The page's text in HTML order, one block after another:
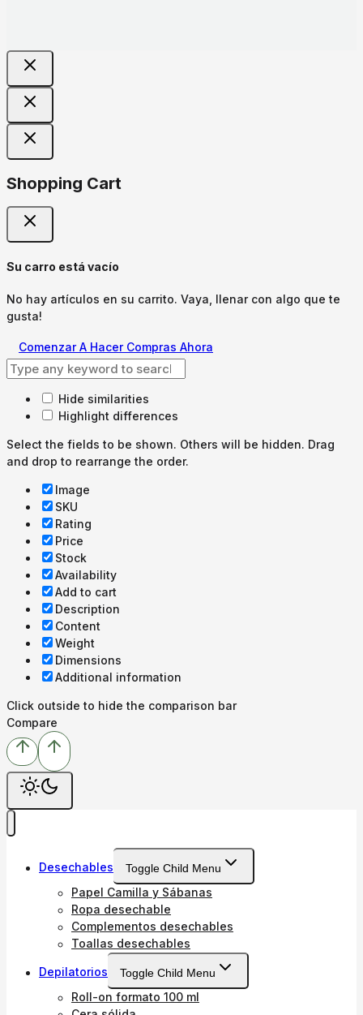
Shopping Cart
Su carro está vacío
No hay artículos en su carrito. Vaya, llenar con algo que te
gusta!
Comenzar A Hacer Compras Ahora
Hide similarities
Highlight differences
Select the fields to be shown. Others will be hidden. Drag
and drop to rearrange the order.
Image
SKU
Rating
Price
Stock
Availability
Add to cart
Description
Content
Weight
Dimensions
Additional information
Click outside to hide the comparison bar
Compare
Desechables Toggle Child Menu
Papel Camilla y Sábanas
Ropa desechable
Complementos desechables
Toallas desechables
Depilatorios Toggle Child Menu
Roll-on formato 100 ml